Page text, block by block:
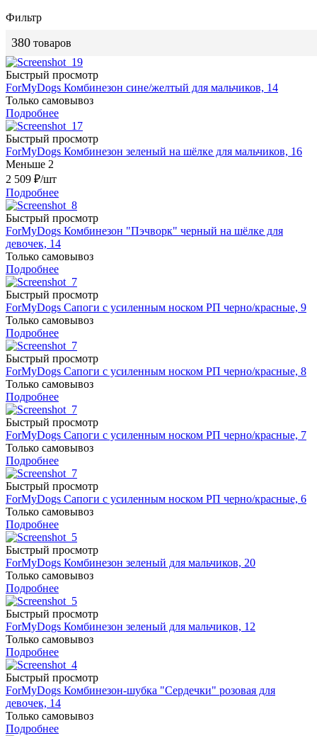
Фильтр
380 товаров
Быстрый просмотр
ForMyDogs Комбинезон сине/желтый для мальчиков, 14
Только самовывоз
Подробнее
Быстрый просмотр
ForMyDogs Комбинезон зеленый на шёлке для мальчиков, 16
Меньше 2
2 509 ₽/шт
Подробнее
Быстрый просмотр
ForMyDogs Комбинезон "Пэчворк" черный на шёлке для
девочек, 14
Только самовывоз
Подробнее
Быстрый просмотр
ForMyDogs Сапоги с усиленным носком РП черно/красные, 9
Только самовывоз
Подробнее
Быстрый просмотр
ForMyDogs Сапоги с усиленным носком РП черно/красные, 8
Только самовывоз
Подробнее
Быстрый просмотр
ForMyDogs Сапоги с усиленным носком РП черно/красные, 7
Только самовывоз
Подробнее
Быстрый просмотр
ForMyDogs Сапоги с усиленным носком РП черно/красные, 6
Только самовывоз
Подробнее
Быстрый просмотр
ForMyDogs Комбинезон зеленый для мальчиков, 20
Только самовывоз
Подробнее
Быстрый просмотр
ForMyDogs Комбинезон зеленый для мальчиков, 12
Только самовывоз
Подробнее
Быстрый просмотр
ForMyDogs Комбинезон-шубка "Сердечки" розовая для
девочек, 14
Только самовывоз
Подробнее